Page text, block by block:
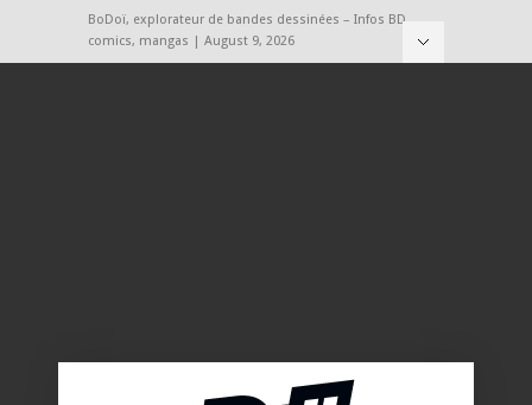
BoDoï, explorateur de bandes dessinées – Infos BD,
comics, mangas | August 9, 2026